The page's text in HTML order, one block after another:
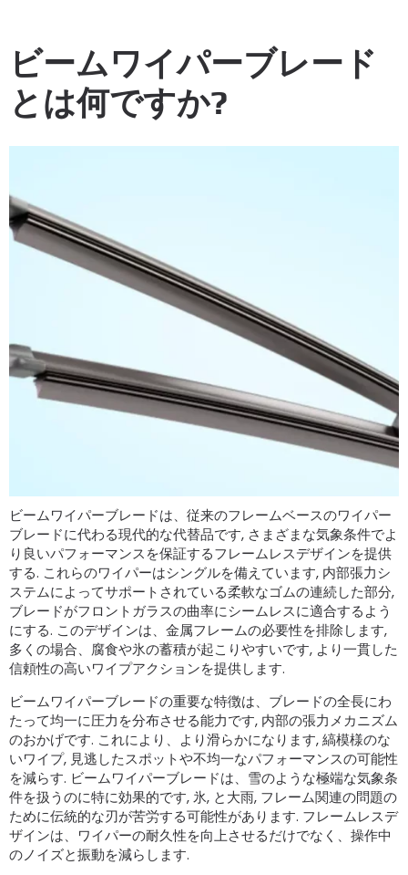
ビームワイパーブレード
とは何ですか?
ビームワイパーブレードは、従来のフレームベースのワイパー
ブレードに代わる現代的な代替品です, さまざまな気象条件でよ
り良いパフォーマンスを保証するフレームレスデザインを提供
する. これらのワイパーはシングルを備えています, 内部張力シ
ステムによってサポートされている柔軟なゴムの連続した部分,
ブレードがフロントガラスの曲率にシームレスに適合するよう
にする. このデザインは、金属フレームの必要性を排除します,
多くの場合、腐食や氷の蓄積が起こりやすいです, より一貫した
信頼性の高いワイプアクションを提供します.
ビームワイパーブレードの重要な特徴は、ブレードの全長にわ
たって均一に圧力を分布させる能力です, 内部の張力メカニズム
のおかげです. これにより、より滑らかになります, 縞模様のな​​
いワイプ, 見逃したスポットや不均一なパフォーマンスの可能性
を減らす. ビームワイパーブレードは、雪のような極端な気象条
件を扱うのに特に効果的です, 氷, と大雨, フレーム関連の問題の
ために伝統的な刃が苦労する可能性があります. フレームレスデ
ザインは、ワイパーの耐久性を向上させるだけでなく、操作中
のノイズと振動を減らします.